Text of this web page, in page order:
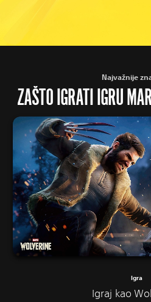
Najvažnije
ZAŠTO IGRATI IGRU
Igra
Igraj kao